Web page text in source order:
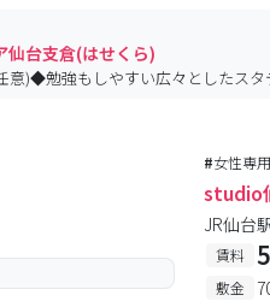
仙台支倉(はせくら)
意)◆勉強もしやすい広々としたス
#女性専
studio
JR仙台
賃料
敷金